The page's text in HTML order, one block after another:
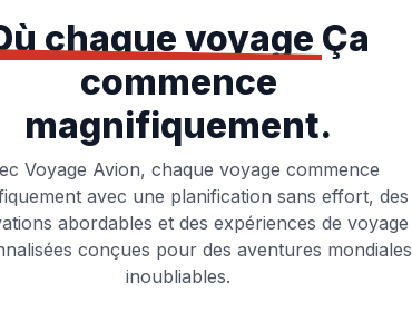
chaque voyage Ça
commence
magnifiquement.
Voyage Avion, chaque voyage commence
avec une planification sans effort, des
abordables et des expériences de voyage
conçues pour des aventures mondiales
inoubliables.